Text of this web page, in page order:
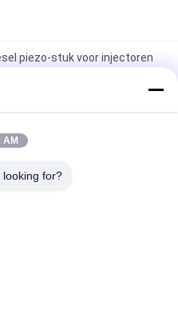
piezo-stuk voor injectoren
stuk voor injectoren
Injector Nozzle Voor
AM
looking for?